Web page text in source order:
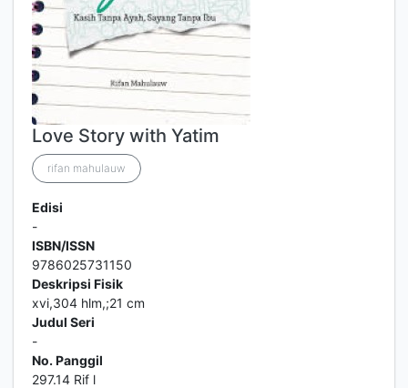
Love Story with Yatim
rifan mahulauw
Edisi
-
ISBN/ISSN
9786025731150
Deskripsi Fisik
xvi,304 hlm,;21 cm
Judul Seri
-
No. Panggil
297.14 Rif l